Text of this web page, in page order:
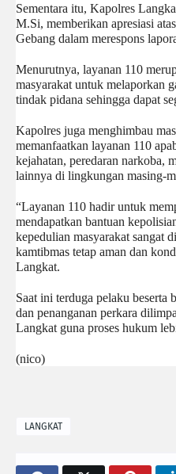
Sementara itu, Kapolres
M.Si, memberikan apresiasi
Gebang dalam merespons
Menurutnya, layanan 110
masyarakat untuk melaporkan
tindak pidana sehingga dapat
Kapolres juga menghimbau
memanfaatkan layanan 110
kejahatan, peredaran narkoba,
lainnya di lingkungan masing-
“Layanan 110 hadir untuk
mendapatkan bantuan
kepedulian masyarakat sangat
kamtibmas tetap aman dan
Langkat.
Saat ini terduga pelaku beserta
dan penanganan perkara
Langkat guna proses hukum
(nico)
LANGKAT